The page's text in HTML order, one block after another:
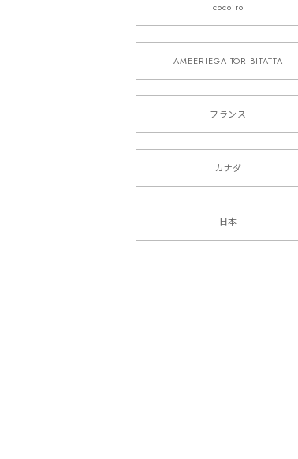
cocoiro
AMEERIEGA TORIBITATTA
フランス
カナダ
日本